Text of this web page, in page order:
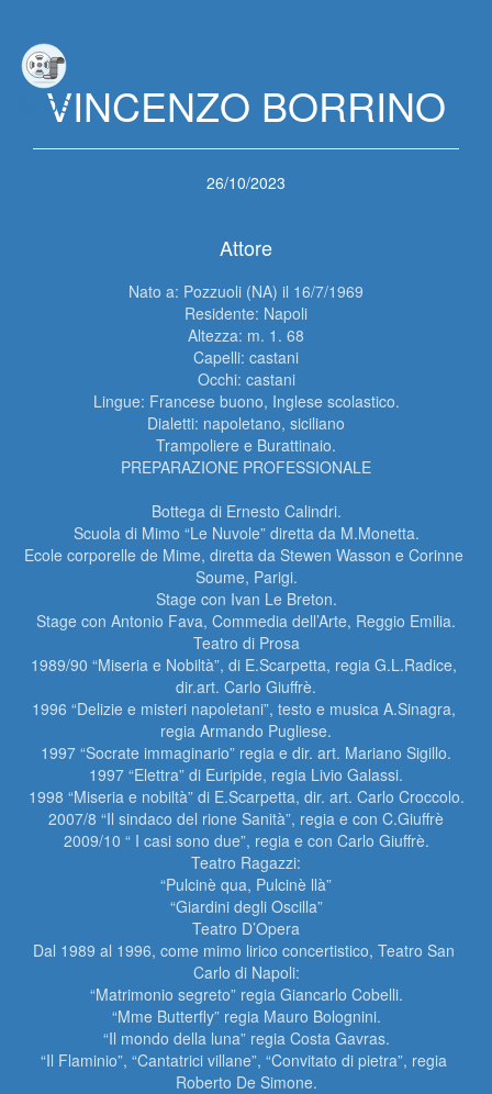
CPDS
VINCENZO BORRINO
26/10/2023
Attore
Nato a: Pozzuoli (NA) il 16/7/1969
Residente: Napoli
Altezza: m. 1. 68
Capelli: castani
Occhi: castani
Lingue: Francese buono, Inglese scolastico.
Dialetti: napoletano, siciliano
Trampoliere e Burattinaio.
PREPARAZIONE PROFESSIONALE
Bottega di Ernesto Calindri.
Scuola di Mimo “Le Nuvole” diretta da M.Monetta.
Ecole corporelle de Mime, diretta da Stewen Wasson e Corinne
Soume, Parigi.
Stage con Ivan Le Breton.
Stage con Antonio Fava, Commedia dell’Arte, Reggio Emilia.
Teatro di Prosa
1989/90 “Miseria e Nobiltà”, di E.Scarpetta, regia G.L.Radice,
dir.art. Carlo Giuffrè.
1996 “Delizie e misteri napoletani”, testo e musica A.Sinagra,
regia Armando Pugliese.
1997 “Socrate immaginario” regia e dir. art. Mariano Sigillo.
1997 “Elettra” di Euripide, regia Livio Galassi.
1998 “Miseria e nobiltà” di E.Scarpetta, dir. art. Carlo Croccolo.
2007/8 “Il sindaco del rione Sanità”, regia e con C.Giuffrè
2009/10 “ I casi sono due”, regia e con Carlo Giuffrè.
Teatro Ragazzi:
“Pulcinè qua, Pulcinè llà”
“Giardini degli Oscilla”
Teatro D’Opera
Dal 1989 al 1996, come mimo lirico concertistico, Teatro San
Carlo di Napoli:
“Matrimonio segreto” regia Giancarlo Cobelli.
“Mme Butterfly” regia Mauro Bolognini.
“Il mondo della luna” regia Costa Gavras.
“Il Flaminio”, “Cantatrici villane”, “Convitato di pietra”, regia
Roberto De Simone.